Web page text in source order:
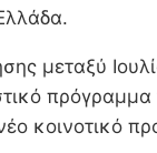
μεταξύ
κοινοτικό